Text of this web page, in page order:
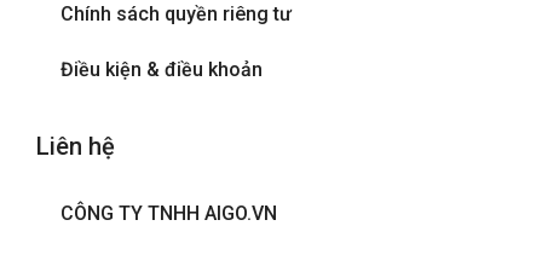
Chính sách quyền riêng tư
Điều kiện & điều khoản
Liên hệ
CÔNG TY TNHH AIGO.VN